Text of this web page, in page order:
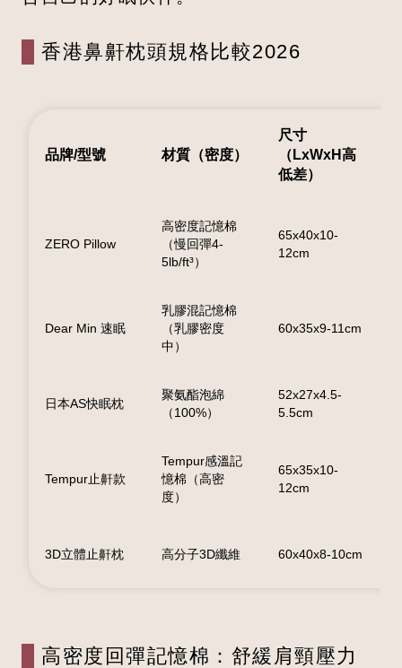
香港鼻鼾枕頭規格比較2026
品牌/型號 材質（密度）
尺寸
（LxWxH高
低差）
ZERO Pillow
高密度記憶棉
（慢回彈4-
5lb/ft³）
65x40x10-
12cm
Dear Min 速眠
乳膠混記憶棉
（乳膠密度
中）
60x35x9-11cm
日本AS快眠枕
聚氨酯泡綿
（100%）
52x27x4.5-
5.5cm
Tempur止鼾款
Tempur感溫記
憶棉（高密
度）
65x35x10-
12cm
3D立體止鼾枕 高分子3D纖維 60x40x8-10cm
高密度回彈記憶棉：舒緩肩頸壓力